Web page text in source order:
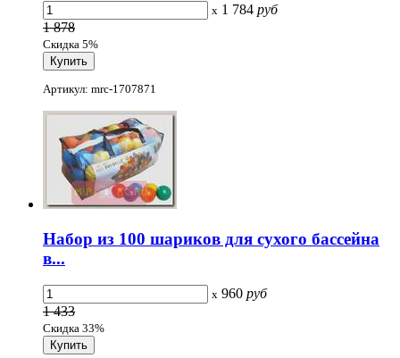
x 1 784 руб
1 878
Скидка 5%
Артикул: mrc-1707871
Набор из 100 шариков для сухого бассейна
в...
x 960 руб
1 433
Скидка 33%